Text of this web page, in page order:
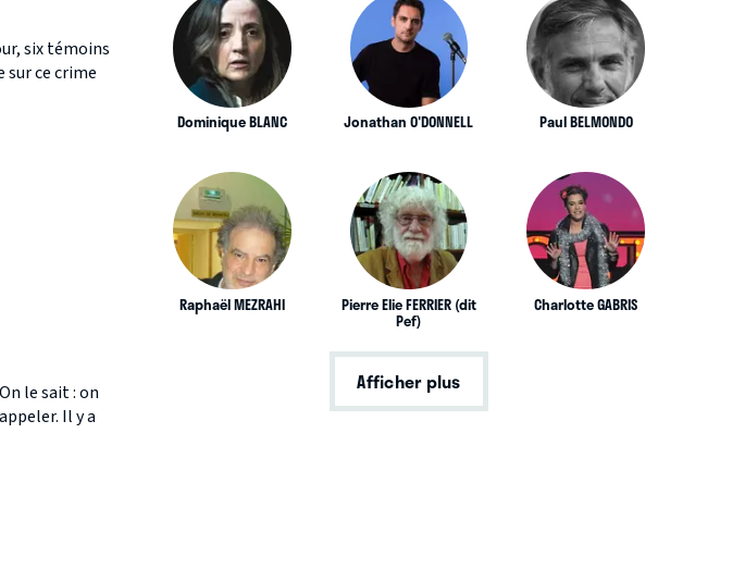
six témoins
ce crime
le sait : on
Il y a
Dominique BLANC Jonathan O'DONNELL Paul BELMONDO
Raphaël MEZRAHI Pierre Elie FERRIER (dit
Pef)
Charlotte GABRIS
Afficher plus